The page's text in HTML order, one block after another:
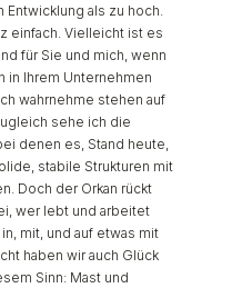
als zu hoch.
einfach. Vielleicht ist es
für Sie und mich, wenn
in Ihrem Unternehmen
wahrnehme stehen auf
sehe ich die
denen es, Stand heute,
stabile Strukturen mit
Doch der Orkan rückt
wer lebt und arbeitet
mit, und auf etwas mit
haben wir auch Glück
Sinn: Mast und